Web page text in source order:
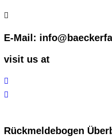
E-Mail:
visit us at
Rückmeldebogen